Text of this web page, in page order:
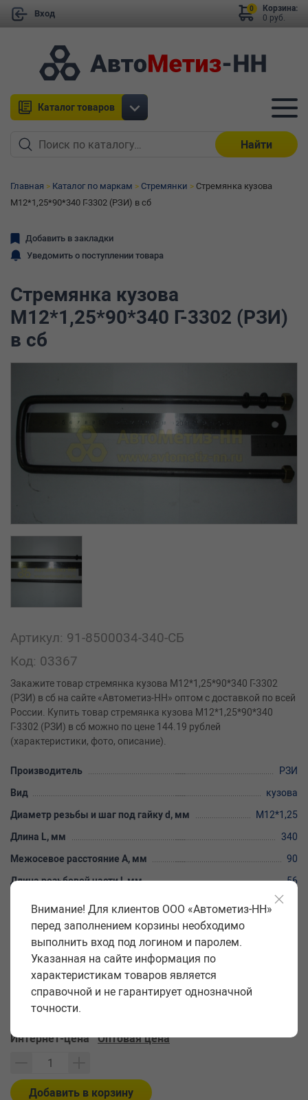
Вход
Корзина:
0 руб.
0
Каталог товаров
Найти
Главная Каталог по маркам Стремянки
Стремянка кузова
М12*1,25*90*340 Г-3302 (РЗИ) в сб
Добавить в закладки
Уведомить о поступлении товара
Стремянка кузова
М12*1,25*90*340 Г-3302 (РЗИ)
в сб
Артикул: 91-8500034-340-СБ
Код: 03367
Закажите товар стремянка кузова М12*1,25*90*340 Г-3302
(РЗИ) в сб на сайте «Автометиз-НН» оптом с доставкой по всей
России. Купить товар стремянка кузова М12*1,25*90*340
Г-3302 (РЗИ) в сб можно по цене 144.19 рублей
(характеристики, фото, описание).
Производитель
РЗИ
Вид
кузова
Диаметр резьбы и шаг под гайку d, мм
М12*1,25
Длина L, мм
340
Межосевое расстояние A, мм
90
Длина резьбовой части l, мм
56
Вес упаковки
0,613 кг
Единица измерения
Статус товара
Цена за единицу:
144,19
Интернет-ценаОптовая цена
Добавить в корзину
Внимание! Для клиентов ООО «Автометиз-НН»
перед заполнением корзины необходимо
выполнить вход под логином и паролем.
Указанная на сайте информация по
характеристикам товаров является
справочной и не гарантирует однозначной
точности.